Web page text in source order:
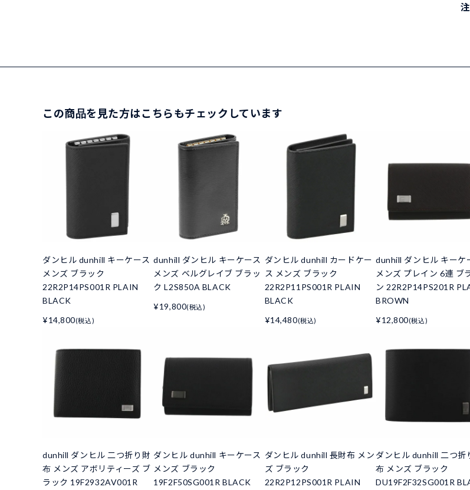
この商品を見た方はこちらもチェックしています
ダンヒル dunhill キーケース
メンズ ブラック
22R2P14PS001R PLAIN
BLACK
¥14,800(税込)
dunhill ダンヒル キーケース
メンズ ベルグレイブ ブラッ
ク L2S850A BLACK
¥19,800(税込)
ダンヒル dunhill カードケー
ス メンズ ブラック
22R2P11PS001R PLAIN
BLACK
¥14,480(税込)
dunhill ダンヒル キーケ
メンズ プレイン 6連 ブ
ン 22R2P14PS201R
BROWN
¥12,800(税込)
dunhill ダンヒル 二つ折り財
布 メンズ アボリティーズ ブ
ラック 19F2932AV001R
ダンヒル dunhill キーケース
メンズ ブラック
19F2F50SG001R BLACK
ダンヒル dunhill 長財布 メン
ズ ブラック
22R2P12PS001R PLAIN
ダンヒル dunhill 二つ折
布 メンズ ブラック
DU19F2F32SG001R